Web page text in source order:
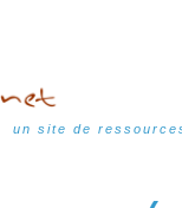
un site de